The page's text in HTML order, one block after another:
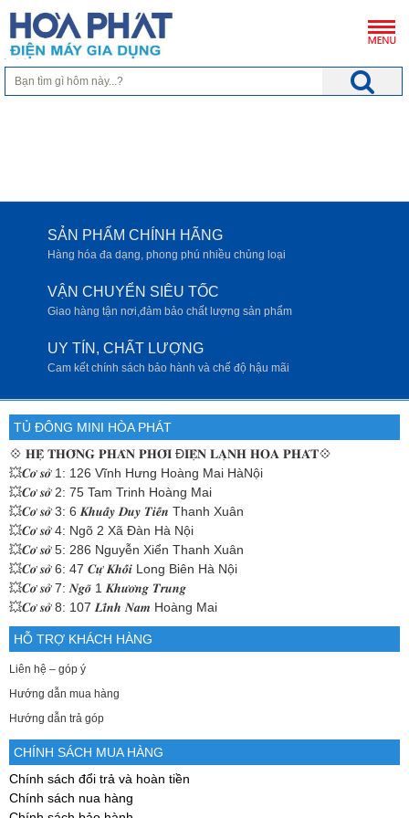
SẢN PHẨM CHÍNH HÃNG
Hàng hóa đa dạng, phong phú nhiều chủng loại
VẬN CHUYỂN SIÊU TỐC
Giao hàng tận nơi,đảm bảo chất lượng sản phẩm
UY TÍN, CHẤT LƯỢNG
Cam kết chính sách bảo hành và chế độ hậu mãi
TỦ ĐÔNG MINI HÒA PHÁT
💠 𝐇𝐄̣̂ 𝐓𝐇𝐎̂́𝐍𝐆 𝐏𝐇𝐀̂𝐍 𝐏𝐇𝐎̂́𝐈 Đ𝐈𝐄̣̂𝐍 𝐋𝐀̣𝐍𝐇 𝐇𝐎̀𝐀 𝐏𝐇𝐀́𝐓💠
💥𝑪𝒐̛ 𝒔𝒐̛̉ 1: 126 Vĩnh Hưng Hoàng Mai HàNội
💥𝑪𝒐̛ 𝒔𝒐̛̉ 2: 75 Tam Trinh Hoàng Mai
💥𝑪𝒐̛ 𝒔𝒐̛̉ 3: 6 𝑲𝒉𝒖𝒂̂́𝒚 𝑫𝒖𝒚 𝑻𝒊𝒆̂́𝒏 Thanh Xuân
💥𝑪𝒐̛ 𝒔𝒐̛̉ 4: Ngõ 2 Xã Đàn Hà Nội
💥𝑪𝒐̛ 𝒔𝒐̛̉ 5: 286 Nguyễn Xiển Thanh Xuân
💥𝑪𝒐̛ 𝒔𝒐̛̉ 6: 47 𝑪𝒖̛̣ 𝑲𝒉𝒐̂́𝒊 Long Biên Hà Nội
💥𝑪𝒐̛ 𝒔𝒐̛̉ 7: 𝑵𝒈𝒐̃ 1 𝑲𝒉𝒖̛𝒐̛𝒏𝒈 𝑻𝒓𝒖𝒏𝒈
💥𝑪𝒐̛ 𝒔𝒐̛̉ 8: 107 𝑳𝒊̃𝒏𝒉 𝑵𝒂𝒎 Hoàng Mai
HỖ TRỢ KHÁCH HÀNG
Liên hệ – góp ý
Hướng dẫn mua hàng
Hướng dẫn trả góp
CHÍNH SÁCH MUA HÀNG
Chính sách đổi trả và hoàn tiền
Chính sách nua hàng